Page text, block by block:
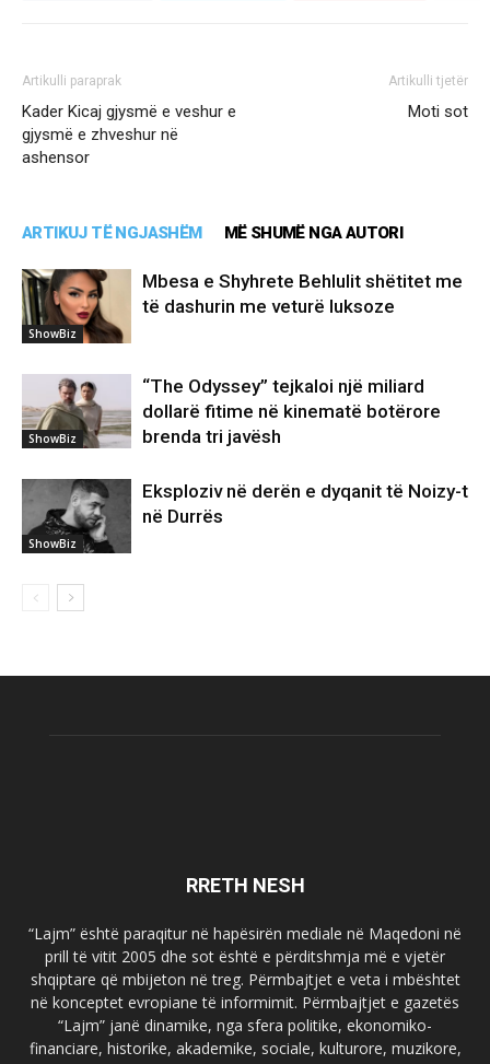
Artikulli paraprak
Kader Kicaj gjysmë e veshur e
gjysmë e zhveshur në
ashensor
Artikulli tjetër
Moti sot
ARTIKUJ TË NGJASHËM MË SHUMË NGA AUTORI
ShowBiz
Mbesa e Shyhrete Behlulit shëtitet me
të dashurin me veturë luksoze
ShowBiz
“The Odyssey” tejkaloi një miliard
dollarë fitime në kinematë botërore
brenda tri javësh
ShowBiz
Eksploziv në derën e dyqanit të Noizy-t
në Durrës
RRETH NESH
“Lajm” është paraqitur në hapësirën mediale në Maqedoni në
prill të vitit 2005 dhe sot është e përditshmja më e vjetër
shqiptare që mbijeton në treg. Përmbajtjet e veta i mbështet
në konceptet evropiane të informimit. Përmbajtjet e gazetës
“Lajm” janë dinamike, nga sfera politike, ekonomiko-
financiare, historike, akademike, sociale, kulturore, muzikore,